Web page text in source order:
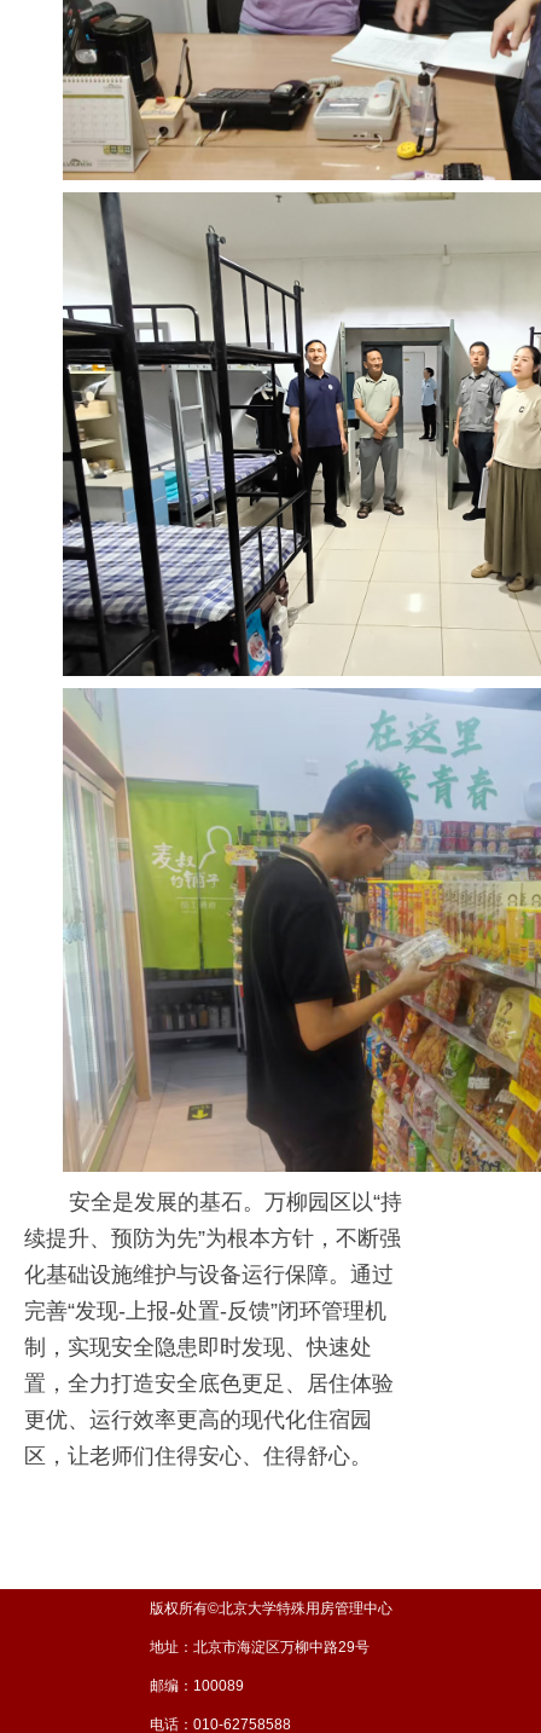
安全是发展的基石。万柳园区以“持
续提升、预防为先”为根本方针，不断强
化基础设施维护与设备运行保障。通过
完善“发现-上报-处置-反馈”闭环管理机
制，实现安全隐患即时发现、快速处
置，全力打造安全底色更足、居住体验
更优、运行效率更高的现代化住宿园
区，让老师们住得安心、住得舒心。
版权所有©北京大学特殊用房管理中心
地址：北京市海淀区万柳中路29号
邮编：100089
电话：010-62758588